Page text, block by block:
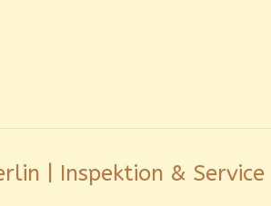
| Inspektion & Service